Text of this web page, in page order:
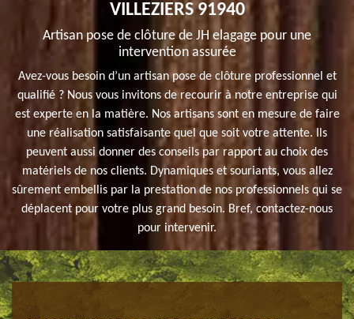
VILLEZIERS 91940
Artisan pose de clôture de JH elagage pour une
intervention assurée
Avez-vous besoin d’un artisan pose de clôture professionnel et
qualifié ? Nous vous invitons de recourir à notre entreprise qui
est experte en la matière. Nos artisans sont en mesure de faire
une réalisation satisfaisante quel que soit votre attente. Ils
peuvent aussi donner des conseils par rapport au choix des
matériels de nos clients. Dynamiques et souriants, vous allez
sûrement embellis par la prestation de nos professionnels qui se
déplacent pour votre plus grand besoin. Bref, contactez-nous
pour intervenir.